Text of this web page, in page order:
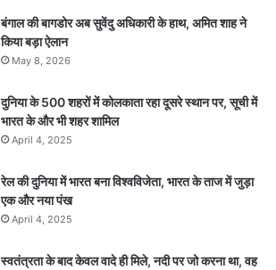
बंगाल की बागडोर अब सुवेंदु अधिकारी के हाथ, अमित शाह ने
किया बड़ा ऐलान
May 8, 2026
दुनिया के 500 शहरों में कोलकाता रहा दूसरे स्थान पर, सूची में
भारत के और भी शहर शामिल
April 4, 2025
रेल की दुनिया में भारत बना विश्वविजेता, भारत के ताज में जुड़ा
एक और नया पंख
April 4, 2025
स्वतंत्रता के बाद केवल वादे ही मिले, नदी पर जो करना था, वह